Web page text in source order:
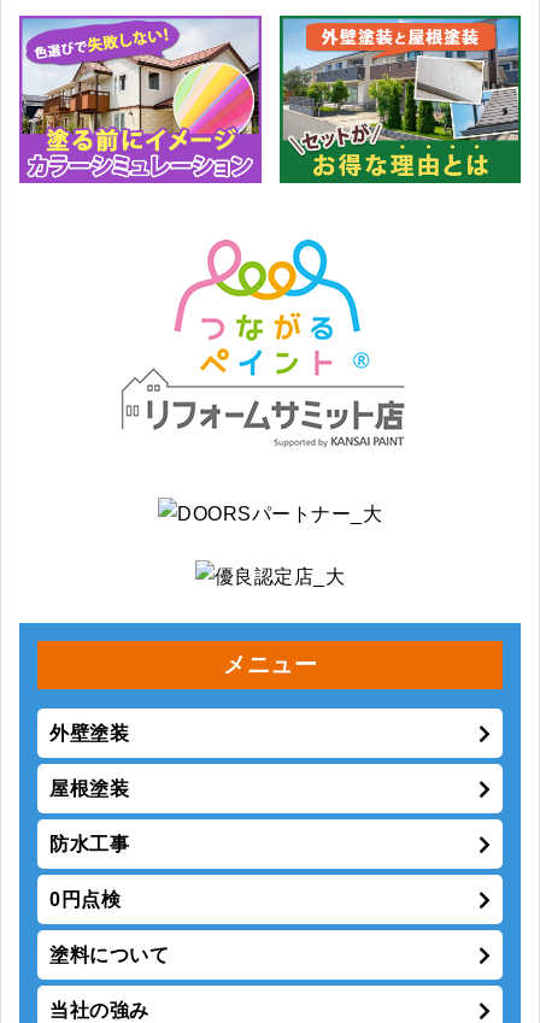
メニュー
外壁塗装
屋根塗装
防水工事
0円点検
塗料について
当社の強み